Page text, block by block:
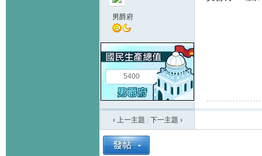
男爵府
5400
‹ 上一主題 下一主題 ›